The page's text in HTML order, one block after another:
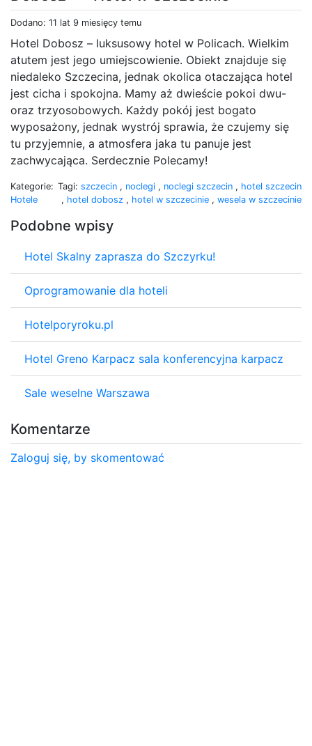
Dodano: 11 lat 9 miesięcy temu
Hotel Dobosz – luksusowy hotel w Policach. Wielkim
atutem jest jego umiejscowienie. Obiekt znajduje się
niedaleko Szczecina, jednak okolica otaczająca hotel
jest cicha i spokojna. Mamy aż dwieście pokoi dwu-
oraz trzyosobowych. Każdy pokój jest bogato
wyposażony, jednak wystrój sprawia, że czujemy się
tu przyjemnie, a atmosfera jaka tu panuje jest
zachwycająca. Serdecznie Polecamy!
Kategorie:
Hotele
Tagi: szczecin , noclegi , noclegi szczecin , hotel szczecin
, hotel dobosz , hotel w szczecinie , wesela w szczecinie
Podobne wpisy
Hotel Skalny zaprasza do Szczyrku!
Oprogramowanie dla hoteli
Hotelporyroku.pl
Hotel Greno Karpacz sala konferencyjna karpacz
Sale weselne Warszawa
Komentarze
Zaloguj się, by skomentować